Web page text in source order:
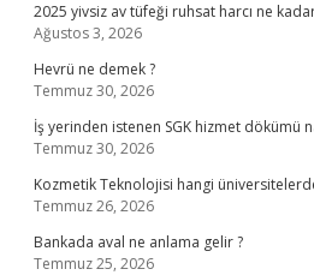
2025 yivsiz av tüfeği ruhsat harcı ne
Ağustos 3, 2026
Hevrü ne demek ?
Temmuz 30, 2026
İş yerinden istenen SGK hizmet dökümü
Temmuz 30, 2026
Kozmetik Teknolojisi hangi
Temmuz 26, 2026
Bankada aval ne anlama gelir ?
Temmuz 25, 2026